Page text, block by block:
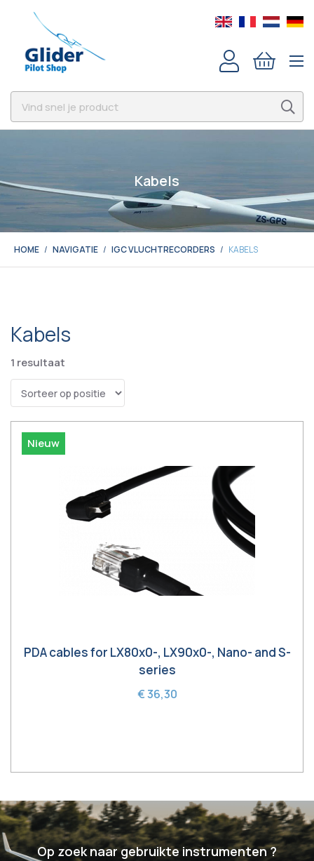
Kabels
HOME NAVIGATIE IGC VLUCHTRECORDERS KABELS
Kabels
1 resultaat
Nieuw
PDA cables for LX80x0-, LX90x0-, Nano- and S-
series
€ 36,30
Op zoek naar gebruikte instrumenten ?